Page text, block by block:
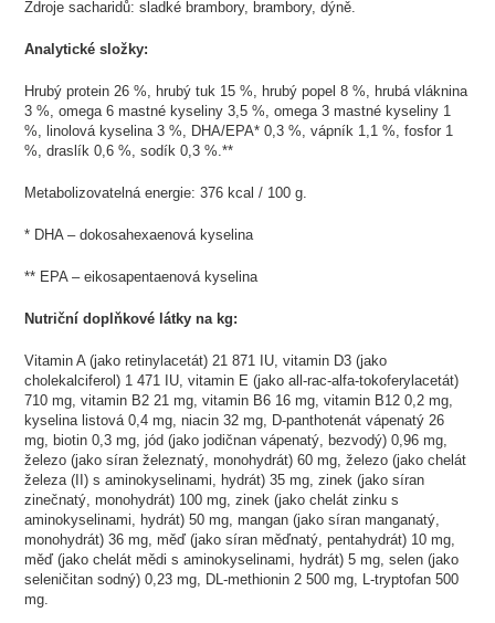
Zdroje sacharidů: sladké brambory, brambory, dýně.
Analytické složky:
Hrubý protein 26 %, hrubý tuk 15 %, hrubý popel 8 %, hrubá vláknina
3 %, omega 6 mastné kyseliny 3,5 %, omega 3 mastné kyseliny 1
%, linolová kyselina 3 %, DHA/EPA* 0,3 %, vápník 1,1 %, fosfor 1
%, draslík 0,6 %, sodík 0,3 %.**
Metabolizovatelná energie: 376 kcal / 100 g.
* DHA – dokosahexaenová kyselina
** EPA – eikosapentaenová kyselina
Nutriční doplňkové látky na kg:
Vitamin A (jako retinylacetát) 21 871 IU, vitamin D3 (jako
cholekalciferol) 1 471 IU, vitamin E (jako all-rac-alfa-tokoferylacetát)
710 mg, vitamin B2 21 mg, vitamin B6 16 mg, vitamin B12 0,2 mg,
kyselina listová 0,4 mg, niacin 32 mg, D-panthotenát vápenatý 26
mg, biotin 0,3 mg, jód (jako jodičnan vápenatý, bezvodý) 0,96 mg,
železo (jako síran železnatý, monohydrát) 60 mg, železo (jako chelát
železa (II) s aminokyselinami, hydrát) 35 mg, zinek (jako síran
zinečnatý, monohydrát) 100 mg, zinek (jako chelát zinku s
aminokyselinami, hydrát) 50 mg, mangan (jako síran manganatý,
monohydrát) 36 mg, měď (jako síran měďnatý, pentahydrát) 10 mg,
měď (jako chelát mědi s aminokyselinami, hydrát) 5 mg, selen (jako
seleničitan sodný) 0,23 mg, DL-methionin 2 500 mg, L-tryptofan 500
mg.